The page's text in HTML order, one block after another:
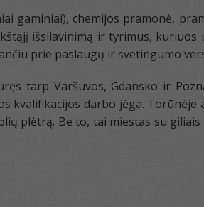
gaminiai), chemijos pramonė,
išsilavinimą ir tyrimus, kuriuos
prie paslaugų ir svetingumo
tarp Varšuvos, Gdansko ir
darbo jėga. Torūnėje
plėtrą. Be to, tai miestas su giliais